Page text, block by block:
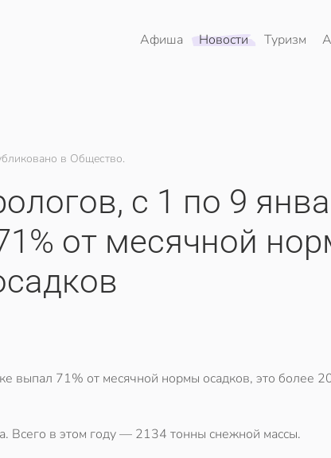
Афиша Новости Туризм
в Общество.
с 1 по 9
от месячной
выпал 71% от месячной нормы осадков, это более
Всего в этом году — 2134 тонны снежной массы.